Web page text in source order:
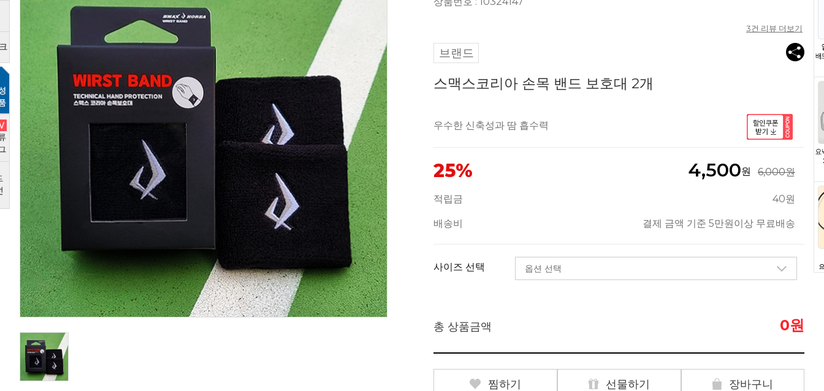
3건 리뷰 더보기
브랜드
스맥스코리아 손목 밴드 보호대 2개
우수한 신축성과 땀 흡수력
25% 4,500원 6,000원
적립금 40원
배송비 결제 금액 기준 5만원이상 무료배송
사이즈 선택
총 상품금액 0원
찜하기 선물하기 장바구니